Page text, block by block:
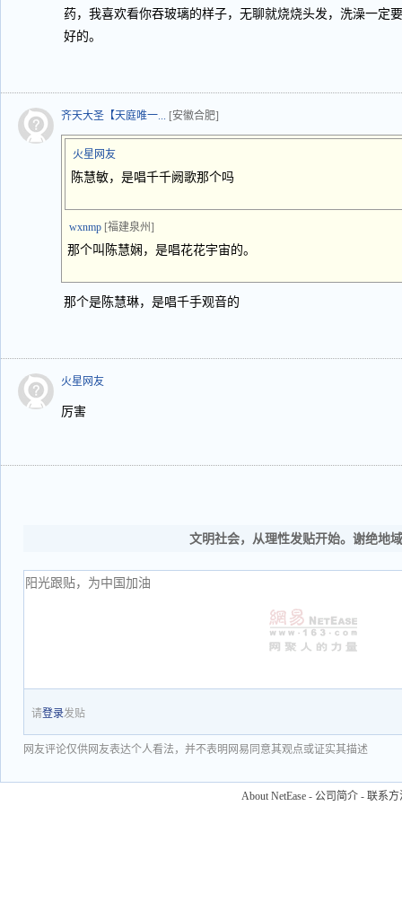
药，我喜欢看你吞玻璃的样子，无聊就烧烧头发，洗澡一定
好的。
齐天大圣【天庭唯一... [安徽合肥]
火星网友
陈慧敏，是唱千千阙歌那个吗
wxnmp [福建泉州]
那个叫陈慧娴，是唱花花宇宙的。
那个是陈慧琳，是唱千手观音的
火星网友
厉害
文明社会，从理性发贴开始。谢绝地
请登录发贴
网友评论仅供网友表达个人看法，并不表明网易同意其观点或证实其描述
About NetEase - 公司简介 - 联系方